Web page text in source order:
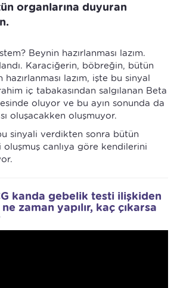
organlarına duyuran
Beynin hazırlanması lazım.
Karaciğerin, böbreğin, bütün
lazım, işte bu sinyal
iç tabakasından salgılanan Beta
oluyor ve bu ayın sonunda da
oluşacakken oluşmuyor.
sinyali verdikten sonra bütün
canlıya göre kendilerini
kanda gebelik testi ilişkiden
zaman yapılır, kaç çıkarsa